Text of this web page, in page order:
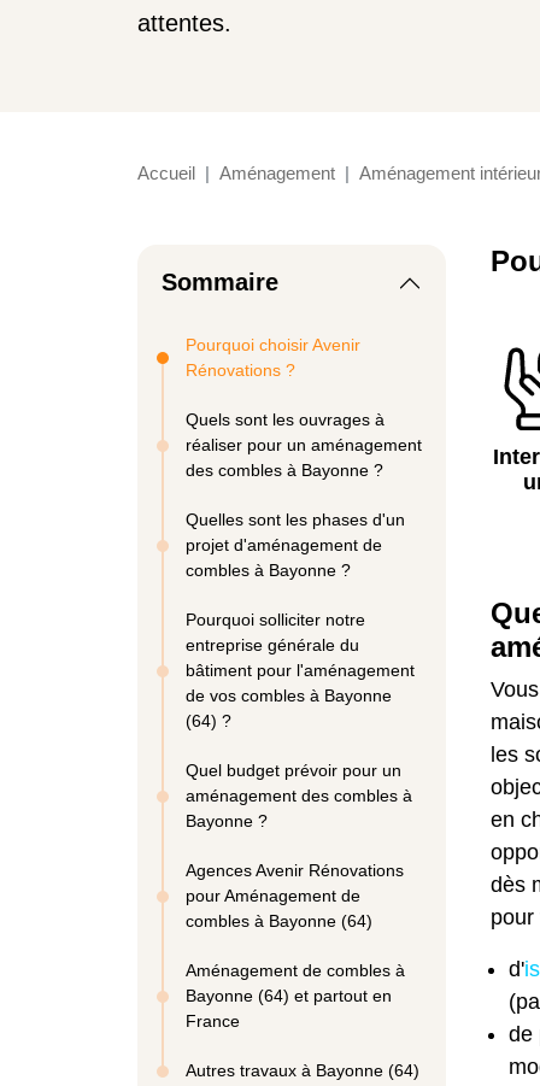
attentes.
Accueil Aménagement Aménagement
Sommaire
Pourquoi choisir Avenir
Rénovations ?
Quels sont les ouvrages à
réaliser pour un aménagement
des combles à Bayonne ?
Quelles sont les phases d'un
projet d'aménagement de
combles à Bayonne ?
Pourquoi solliciter notre
entreprise générale du
bâtiment pour l'aménagement
de vos combles à Bayonne
(64) ?
Quel budget prévoir pour un
aménagement des combles à
Bayonne ?
Agences Avenir Rénovations
pour Aménagement de
combles à Bayonne (64)
Aménagement de combles à
Bayonne (64) et partout en
France
Autres travaux à Bayonne (64)
les
en
dès
pour
d'
de